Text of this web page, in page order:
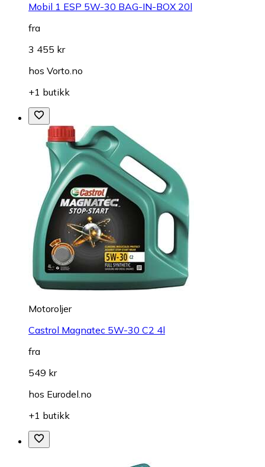
Mobil 1 ESP 5W-30 BAG-IN-BOX 20l
fra
3 455 kr
hos Vorto.no
+1 butikk
Motoroljer
Castrol Magnatec 5W-30 C2 4l
fra
549 kr
hos Eurodel.no
+1 butikk